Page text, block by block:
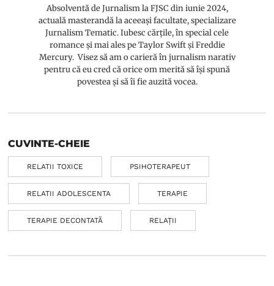
Absolventă de Jurnalism la FJSC din iunie 2024,
actuală masterandă la aceeași facultate, specializare
Jurnalism Tematic. Iubesc cărțile, în special cele
romance și mai ales pe Taylor Swift și Freddie
Mercury. Visez să am o carieră în jurnalism narativ
pentru că eu cred că orice om merită să își spună
povestea și să îi fie auzită vocea.
CUVINTE-CHEIE
RELATII TOXICE PSIHOTERAPEUT
RELATII ADOLESCENTA TERAPIE
TERAPIE DECONTATĂ RELAȚII